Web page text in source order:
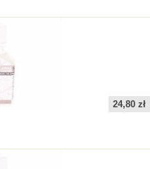
24,80 zł